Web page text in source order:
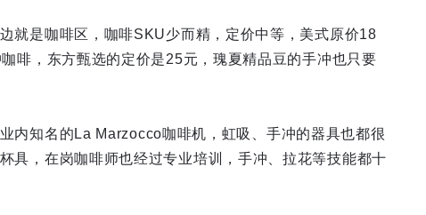
就是咖啡区，咖啡SKU少而精，定价中等，美式原价18
啡，东方甄选的定价是25元，瑰夏精品豆的手冲也只要
内知名的La Marzocco咖啡机，虹吸、手冲的器具也都很
具，在岗咖啡师也经过专业培训，手冲、拉花等技能都十